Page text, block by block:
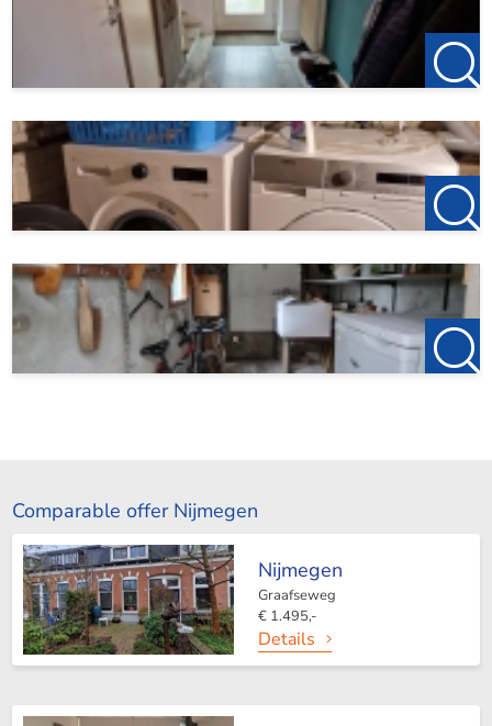
Comparable offer Nijmegen
Nijmegen
Graafseweg
€ 1.495,-
Details